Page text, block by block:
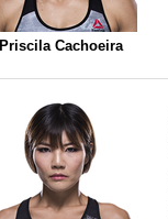
Priscila Cachoeira